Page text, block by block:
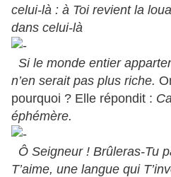
celui-là : à Toi revient la
dans celui-là
Si le monde entier
n’en serait pas plus riche.
pourquoi ? Elle répondit :
éphémère.
Ô Seigneur ! Brûleras-Tu
T’aime, une langue qui